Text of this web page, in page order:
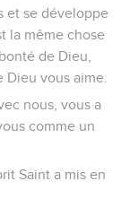
et se développe
la même chose
de Dieu,
vous aime.
nous, vous a
comme un
Saint a mis en